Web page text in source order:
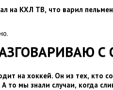
на КХЛ ТВ, что варил
на хоккей. Он из тех, кто
то мы знали случаи, когда